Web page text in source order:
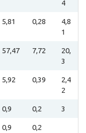
4
5,81 0,28
4,8
1
57,47 7,72
20,
3
5,92 0,39
2,4
2
0,9 0,2 3
0,9 0,2